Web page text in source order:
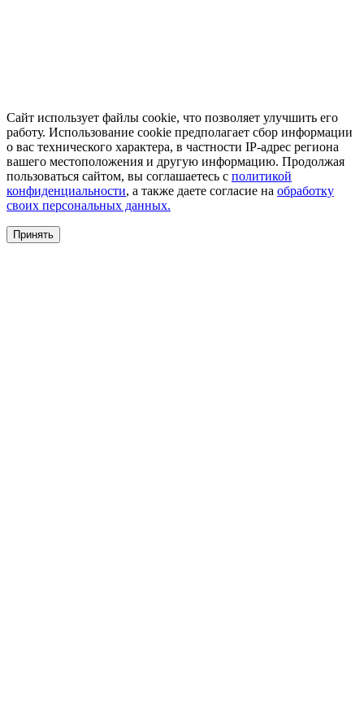
Сайт использует файлы cookie, что позволяет улучшить его
работу. Использование cookie предполагает сбор информации
о вас технического характера, в частности IP-адрес региона
вашего местоположения и другую информацию. Продолжая
пользоваться сайтом, вы соглашаетесь с политикой
конфиденциальности, а также даете согласие на обработку
своих персональных данных.
Принять